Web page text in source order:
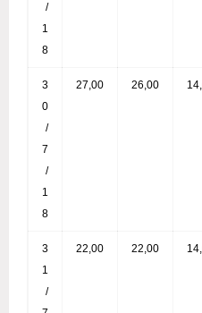
/
1
8
3
0
/
7
/
1
8
27,00 26,00
3
1
/
22,00 22,00